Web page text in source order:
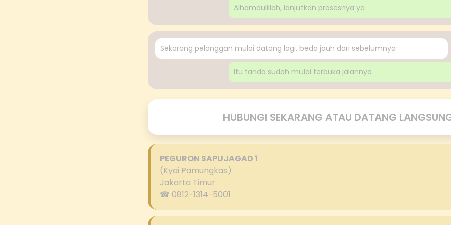
Alhamdulillah, lanjutkan prosesnya ya
Sekarang pelanggan mulai datang lagi, beda jauh dari sebelumnya
Itu tanda sudah mulai terbuka jalannya
HUBUNGI SEKARANG ATAU DATANG
PEGURON SAPUJAGAD 1
(Kyai Pamungkas)
Jakarta Timur
☎ 0812-1314-5001